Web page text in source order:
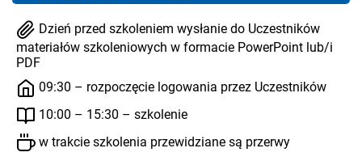
Dzień przed szkoleniem wysłanie do Uczestników
materiałów szkoleniowych w formacie PowerPoint lub/i
PDF
09:30 – rozpoczęcie logowania przez Uczestników
10:00 – 15:30 – szkolenie
w trakcie szkolenia przewidziane są przerwy